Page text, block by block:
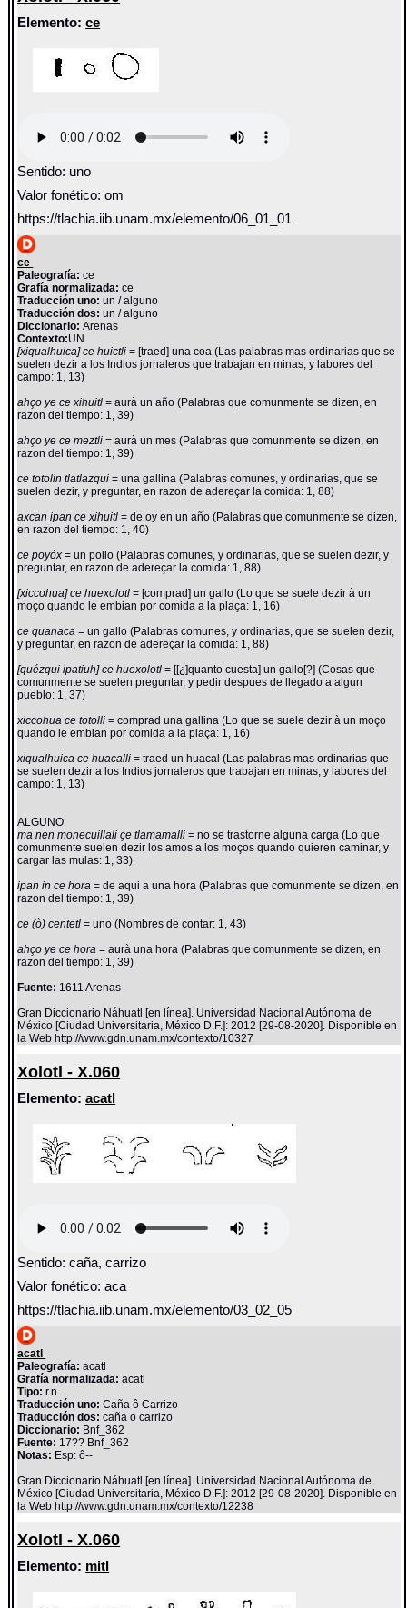
Elemento:ce
Sentido: uno
Valor fonético: om
https://tlachia.iib.unam.mx/elemento/06_01_01
ce
Paleografía: ce
Grafía normalizada: ce
Traducción uno: un / alguno
Traducción dos: un / alguno
Diccionario:Arenas
Contexto:UN
[xiqualhuica] ce huictli= [traed] una coa (Las palabras mas ordinarias que se
suelen dezir a los Indios jornaleros que trabajan en minas, y labores del
campo: 1, 13)
ahço ye ce xihuitl= aurà un año (Palabras que comunmente se dizen, en
razon del tiempo: 1, 39)
ahço ye ce meztli= aurà un mes (Palabras que comunmente se dizen, en
razon del tiempo: 1, 39)
ce totolin tlatlazqui= una gallina (Palabras comunes, y ordinarias, que se
suelen dezir, y preguntar, en razon de adereçar la comida: 1, 88)
axcan ipan ce xihuitl= de oy en un año (Palabras que comunmente se dizen,
en razon del tiempo: 1, 40)
ce poyóx= un pollo (Palabras comunes, y ordinarias, que se suelen dezir, y
preguntar, en razon de adereçar la comida: 1, 88)
[xiccohua] ce huexolotl= [comprad] un gallo (Lo que se suele dezir à un
moço quando le embian por comida a la plaça: 1, 16)
ce quanaca= un gallo (Palabras comunes, y ordinarias, que se suelen dezir,
y preguntar, en razon de adereçar la comida: 1, 88)
[quézqui ipatiuh] ce huexolotl= [[¿]quanto cuesta] un gallo[?] (Cosas que
comunmente se suelen preguntar, y pedir despues de llegado a algun
pueblo: 1, 37)
xiccohua ce totolli= comprad una gallina (Lo que se suele dezir à un moço
quando le embian por comida a la plaça: 1, 16)
xiqualhuica ce huacalli= traed un huacal (Las palabras mas ordinarias que
se suelen dezir a los Indios jornaleros que trabajan en minas, y labores del
campo: 1, 13)
ALGUNO
ma nen monecuillali çe tlamamalli= no se trastorne alguna carga (Lo que
comunmente suelen dezir los amos a los moços quando quieren caminar, y
cargar las mulas: 1, 33)
ipan in ce hora= de aqui a una hora (Palabras que comunmente se dizen, en
razon del tiempo: 1, 39)
ce (ò) centetl= uno (Nombres de contar: 1, 43)
ahço ye ce hora= aurà una hora (Palabras que comunmente se dizen, en
razon del tiempo: 1, 39)
Fuente: 1611 Arenas
Gran Diccionario Náhuatl [en línea]. Universidad Nacional Autónoma de
México [Ciudad Universitaria, México D.F.]: 2012 [29-08-2020]. Disponible en
la Web http://www.gdn.unam.mx/contexto/10327
Xolotl - X.060
Elemento:acatl
Sentido: caña, carrizo
Valor fonético: aca
https://tlachia.iib.unam.mx/elemento/03_02_05
acatl
Paleografía: acatl
Grafía normalizada: acatl
Tipo: r.n.
Traducción uno: Caña ô Carrizo
Traducción dos: caña o carrizo
Diccionario: Bnf_362
Fuente: 17?? Bnf_362
Notas: Esp: ô--
Gran Diccionario Náhuatl [en línea]. Universidad Nacional Autónoma de
México [Ciudad Universitaria, México D.F.]: 2012 [29-08-2020]. Disponible en
la Web http://www.gdn.unam.mx/contexto/12238
Xolotl - X.060
Elemento: mitl